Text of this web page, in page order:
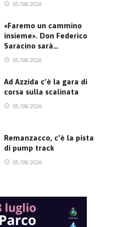
05/08/2026
«Faremo un cammino
insieme». Don Federico
Saracino sarà…
05/08/2026
Ad Azzida c’è la gara di
corsa sulla scalinata
05/08/2026
Remanzacco, c’è la pista
di pump track
05/08/2026